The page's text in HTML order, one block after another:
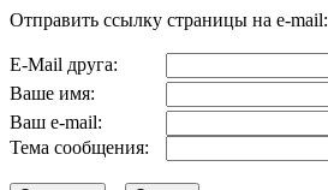
Отправить ссылку страницы на e-mail:
E-Mail друга:
Ваше имя:
Ваш e-mail:
Тема сообщения: